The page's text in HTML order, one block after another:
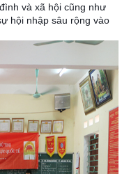
và xã hội cũng như
hội nhập sâu rộng vào